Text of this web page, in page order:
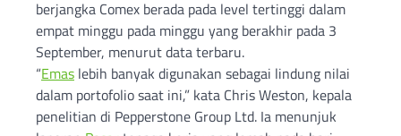
berjangka Comex berada pada level tertinggi dalam
empat minggu pada minggu yang berakhir pada 3
September, menurut data terbaru.
“Emas lebih banyak digunakan sebagai lindung nilai
dalam portofolio saat ini,” kata Chris Weston, kepala
penelitian di Pepperstone Group Ltd. Ia menunjuk